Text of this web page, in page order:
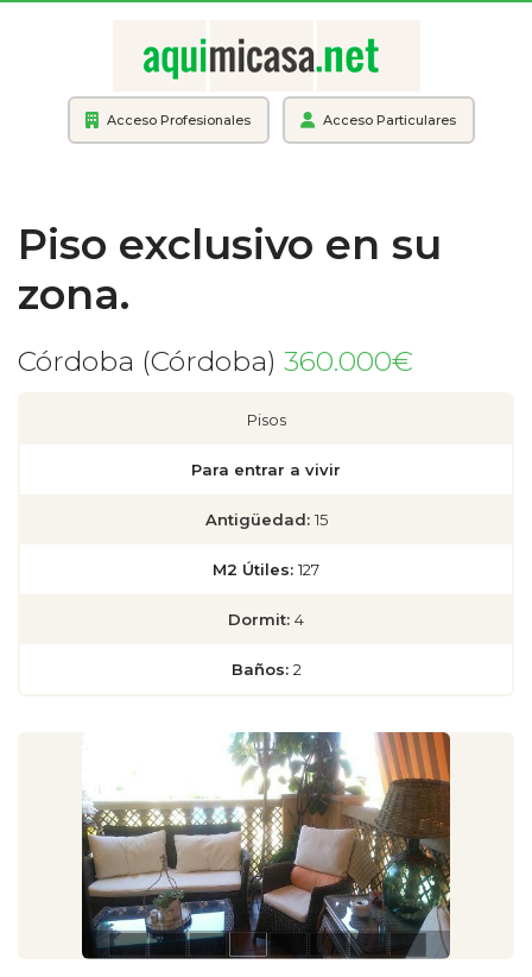
Acceso Profesionales Acceso Particulares
Piso exclusivo en su
zona.
Córdoba (Córdoba) 360.000€
Pisos
Para entrar a vivir
Antigüedad: 15
M2 Útiles: 127
Dormit: 4
Baños: 2